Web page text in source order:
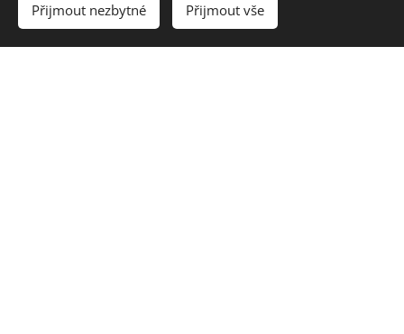
Více informací veFAQ, Program ,Parkování
Přijmout nezbytné Přijmout vše